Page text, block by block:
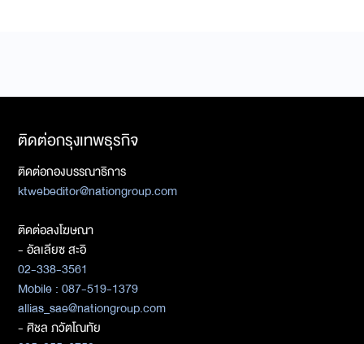
ติดต่อกรุงเทพธุรกิจ
ติดต่อกองบรรณาธิการ
ktwebeditor@nationgroup.com
ติดต่อลงโฆษณา
- อัลเลียซ สะอิ
02-338-3561
Mobile : 087-519-1379
allias_sae@nationgroup.com
- ศิชล ภวัตโณทัย